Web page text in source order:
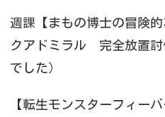
週課【まもの博士の冒険
クアドミラル 完全放置討
でした）
【転生モンスターフィー